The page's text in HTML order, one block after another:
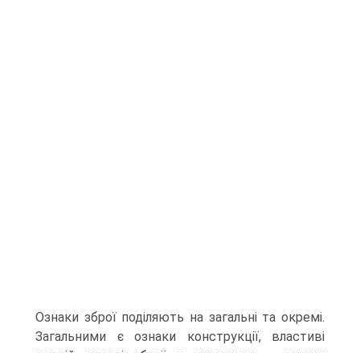
Ознаки зброї поділяють на загальні та окремі.
Загальними є ознаки конструкції, властиві